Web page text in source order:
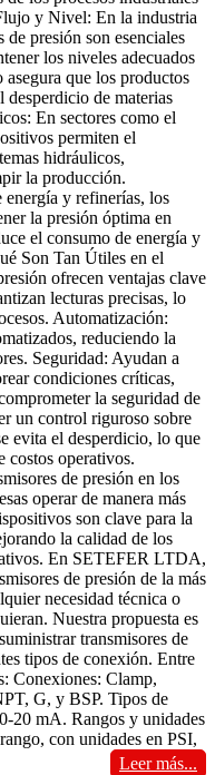
y Nivel: En la industria
presión son esenciales
los niveles adecuados
asegura que los productos
desperdicio de materias
En sectores como el
permiten el
hidráulicos,
la producción.
y refinerías, los
la presión óptima en
el consumo de energía y
Son Tan Útiles en el
ofrecen ventajas clave
lecturas precisas, lo
Automatización:
reduciendo la
Seguridad: Ayudan a
condiciones críticas,
la seguridad de
un control riguroso sobre
evita el desperdicio, lo que
costos operativos.
de presión en los
operar de manera más
son clave para la
la calidad de los
En SETEFER LTDA,
de presión de la más
necesidad técnica o
Nuestra propuesta es
transmisores de
tipos de conexión. Entre
Conexiones: Clamp,
G, y BSP. Tipos de
20 mA. Rangos y unidades
con unidades en PSI,
Leer más...